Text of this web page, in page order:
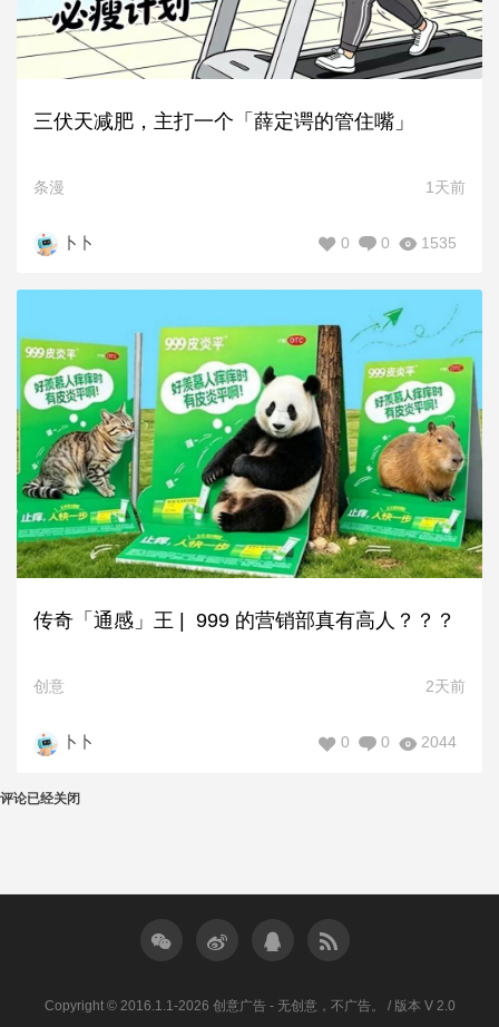
三伏天减肥，主打一个「薛定谔的管住嘴」
条漫 1天前
卜卜 1535
0
0
传奇「通感」王 | 999 的营销部真有高人？？？
创意 2天前
卜卜 2044
0
0
评论已经关闭
Copyright © 2016.1.1-2026 创意广告 - 无创意，不广告。 / 版本 V 2.0